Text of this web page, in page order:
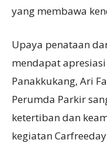
yang membawa
Upaya penataan
mendapat
Panakkukang, Ari
Perumda Parkir
ketertiban dan
kegiatan